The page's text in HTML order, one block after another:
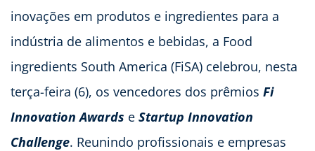
inovações em produtos e ingredientes para a
indústria de alimentos e bebidas, a Food
ingredients South America (FiSA) celebrou, nesta
terça-feira (6), os vencedores dos prêmios Fi
Innovation Awards e Startup Innovation
Challenge. Reunindo profissionais e empresas